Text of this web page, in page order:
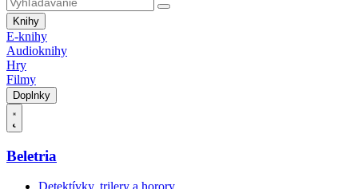
Knihy
E-knihy
Audioknihy
Hry
Filmy
Doplnky
Beletria